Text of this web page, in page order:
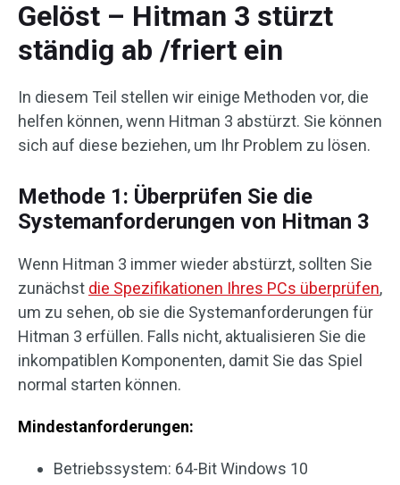
Gelöst – Hitman 3 stürzt
ständig ab /friert ein
In diesem Teil stellen wir einige Methoden vor, die
helfen können, wenn Hitman 3 abstürzt. Sie können
sich auf diese beziehen, um Ihr Problem zu lösen.
Methode 1: Überprüfen Sie die
Systemanforderungen von Hitman 3
Wenn Hitman 3 immer wieder abstürzt, sollten Sie
zunächst die Spezifikationen Ihres PCs überprüfen,
um zu sehen, ob sie die Systemanforderungen für
Hitman 3 erfüllen. Falls nicht, aktualisieren Sie die
inkompatiblen Komponenten, damit Sie das Spiel
normal starten können.
Mindestanforderungen:
Betriebssystem: 64-Bit Windows 10